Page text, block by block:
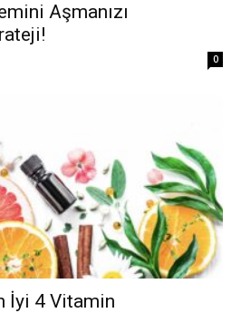
Aşmanızı
0
İyi 4 Vitamin